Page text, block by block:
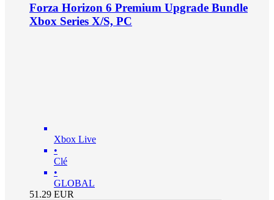
Forza Horizon 6 Premium Upgrade Bundle
Xbox Series X/S, PC
Xbox Live
•
Clé
•
GLOBAL
51.29 EUR